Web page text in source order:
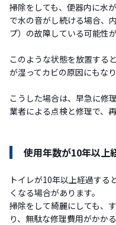
掃除をしても、便器内に水
で水の音がし続ける場合、
プ）の故障している可能性が
このような状態を放置する
が湿ってカビの原因にもなり
こうした場合は、早急に修
業者による点検と修理で、
使用年数が10年以上
トイレが10年以上経過する
くなる場合があります。
掃除をして綺麗にしても、
り、無駄な修理費用がかか